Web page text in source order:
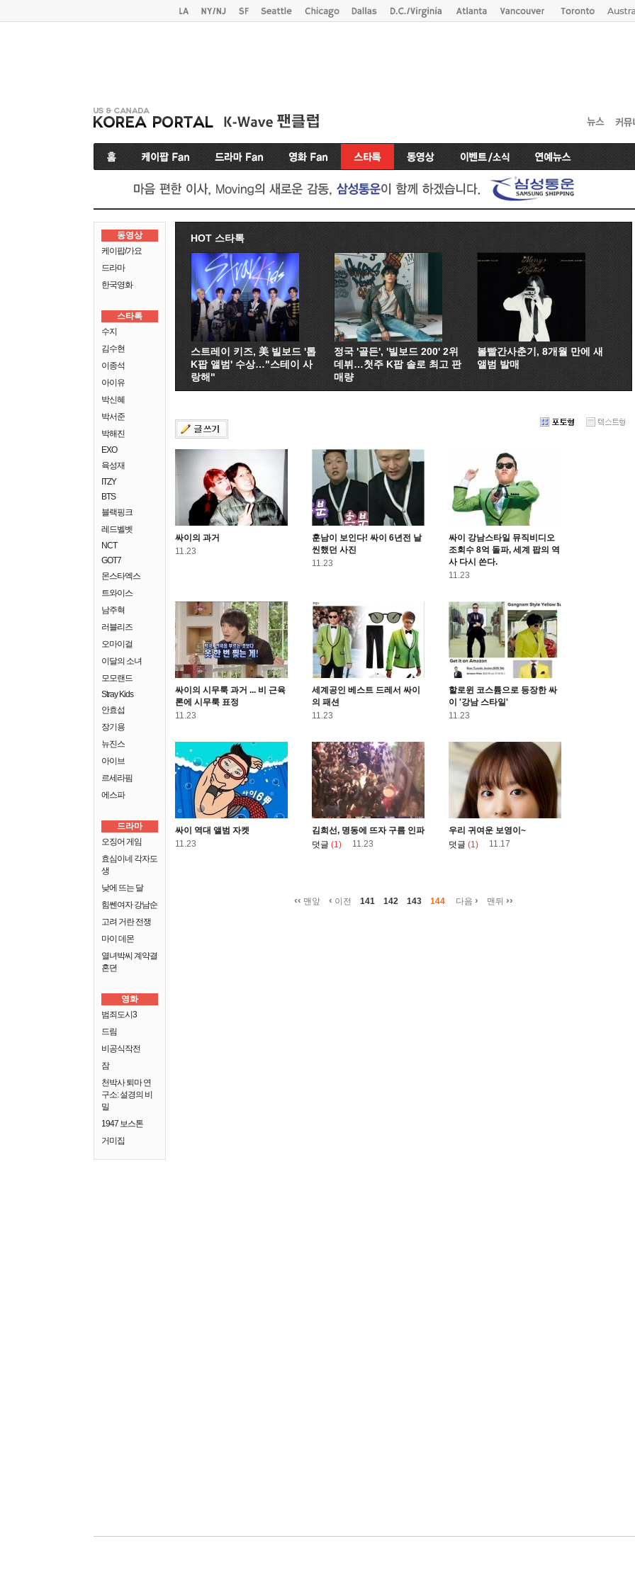
동영상
케이팝/가요
드라마
한국영화
스타톡
수지
김수현
이종석
아이유
박신혜
박서준
박해진
EXO
육성재
ITZY
BTS
블랙핑크
레드벨벳
NCT
GOT7
몬스타엑스
트와이스
남주혁
러블리즈
오마이걸
이달의 소녀
모모랜드
Stray Kids
안효섭
장기용
뉴진스
아이브
르세라핌
에스파
드라마
오징어 게임
효심이네 각자도
생
낮에 뜨는 달
힘쎈여자 강남순
고려 거란 전쟁
마이 데몬
열녀박씨 계약결
혼뎐
영화
범죄도시3
드림
비공식작전
잠
천박사 퇴마 연
구소: 설경의 비
밀
1947 보스톤
거미집
HOT 스타톡
스트레이 키즈, 美 빌보드 '톱
K팝 앨범' 수상…"스테이 사
랑해"
정국 '골든', '빌보드 200' 2위
데뷔…첫주 K팝 솔로 최고 판
매량
볼빨간사춘기, 8개월 만에 새
앨범 발매
싸이의 과거
11.23
훈남이 보인다! 싸이 6년전 날
씬했던 사진
11.23
싸이 강남스타일 뮤직비디오
조회수 8억 돌파, 세계 팝의 역
사 다시 쓴다.
11.23
싸이의 시무룩 과거 ... 비 근육
론에 시무룩 표정
11.23
세계공인 베스트 드레서 싸이
의 패션
11.23
할로윈 코스튬으로 등장한 싸
이 '강남 스타일'
11.23
싸이 역대 앨범 자켓
11.23
김희선, 명동에 뜨자 구름 인파
덧글 (1) 11.23
우리 귀여운 보영이~
덧글 (1) 11.17
‹‹ 맨앞 ‹ 이전 141 142 143 144 다음 › 맨뒤 ››